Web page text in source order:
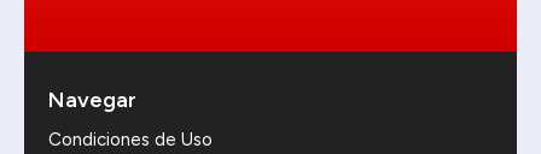
Navegar
Condiciones de Uso